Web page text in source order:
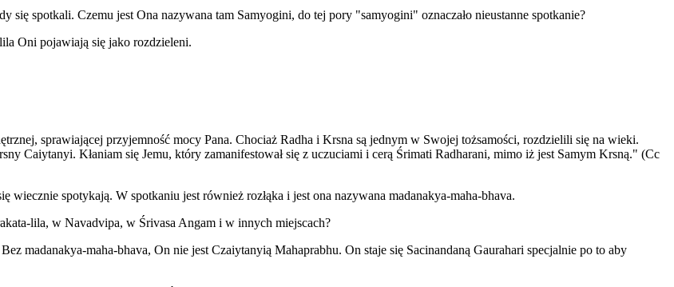
się spotkali. Czemu jest Ona nazywana tam Samyogini, do tej pory "samyogini" oznaczało nieustanne spotkanie?
Oni pojawiają się jako rozdzieleni.
sprawiającej przyjemność mocy Pana. Chociaż Radha i Krsna są jednym w Swojej tożsamości, rozdzielili się na wieki.
Caiytanyi. Kłaniam się Jemu, który zamanifestował się z uczuciami i cerą Śrimati Radharani, mimo iż jest Samym Krsną." (Cc
spotykają. W spotkaniu jest również rozłąka i jest ona nazywana madanakya-maha-bhava.
lila, w Navadvipa, w Śrivasa Angam i w innych miejscach?
madanakya-maha-bhava, On nie jest Czaiytanyią Mahaprabhu. On staje się Sacinandaną Gaurahari specjalnie po to aby